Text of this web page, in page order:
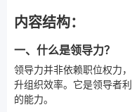
内容结构：
一、什么是领导力？
领导力并非依赖职位权力
升组织效率。它是领导者
的能力。